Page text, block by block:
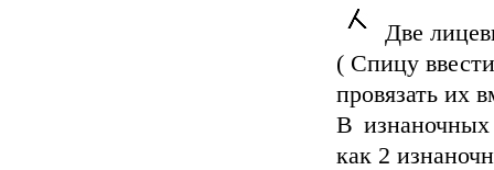
Две
( Спицу
провязать их
В изнаночных
как 2